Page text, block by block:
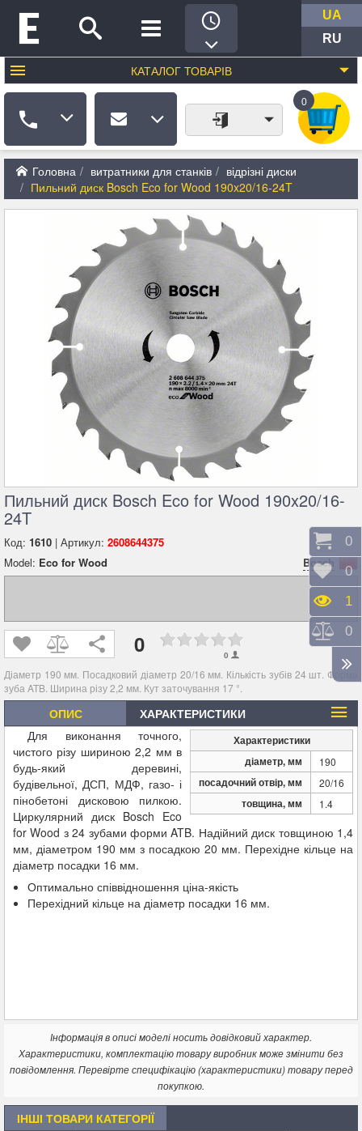
UA
RU
КАТАЛОГ ТОВАРІВ
0
Головна витратники для станків
відрізні диски
Пильний диск Bosch Eco for Wood 190x20/16-24T
Пильний диск Bosch Eco for Wood 190x20/16-
24T
Код: 1610 | Артикул: 2608644375
Model: Eco for Wood Bosch
0 0
Діаметр 190 мм. Посадковий діаметр 20/16 мм. Кількість зубів 24 шт. Форма
зуба ATB. Ширина різу 2,2 мм. Кут заточування 17 °.
ОПИС ХАРАКТЕРИСТИКИ
Характеристики
діаметр, мм
190
посадочний отвір, мм 20/16
товщина, мм 1.4
Для виконання точного,
чистого різу шириною 2,2 мм в
будь-який деревині,
будівельної, ДСП, МДФ, газо- і
пінобетоні дисковою пилкою.
Циркулярний диск Bosch Eco
for Wood з 24 зубами форми ATB. Надійний диск товщиною 1,4
мм, діаметром 190 мм з посадкою 20 мм. Перехідне кільце на
діаметр посадки 16 мм.
Оптимально співвідношення ціна-якість
Перехідний кільце на діаметр посадки 16 мм.
Інформація в описі моделі носить довідковий характер.
Характеристики, комплектацію товару виробник може змінити без
повідомлення. Перевірте специфікацію (характеристики) товару перед
покупкою.
ІНШІ ТОВАРИ КАТЕГОРІЇ
0
0
1
0